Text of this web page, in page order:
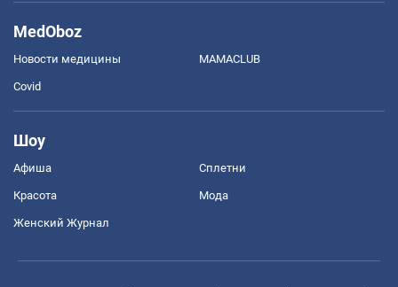
MedOboz
Новости медицины MAMACLUB
Covid
Шоу
Афиша Сплетни
Красота Мода
Женский Журнал